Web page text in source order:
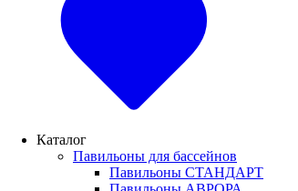
Каталог
Павильоны для бассейнов
Павильоны СТАНДАРТ